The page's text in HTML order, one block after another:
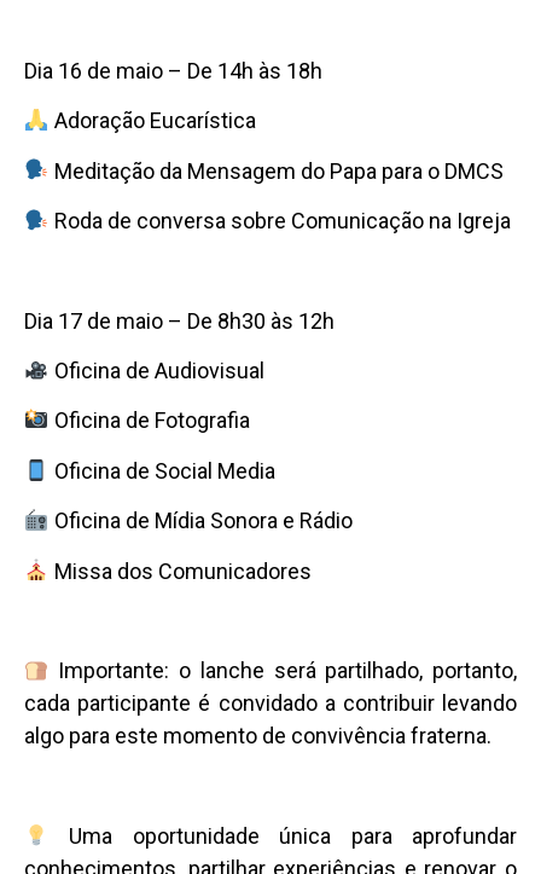
Dia 16 de maio – De 14h às 18h
Adoração Eucarística
Meditação da Mensagem do Papa para o DMCS
Roda de conversa sobre Comunicação na Igreja
Dia 17 de maio – De 8h30 às 12h
Oficina de Audiovisual
Oficina de Fotografia
Oficina de Social Media
Oficina de Mídia Sonora e Rádio
Missa dos Comunicadores
Importante: o lanche será partilhado, portanto,
cada participante é convidado a contribuir levando
algo para este momento de convivência fraterna.
Uma oportunidade única para aprofundar
conhecimentos, partilhar experiências e renovar o